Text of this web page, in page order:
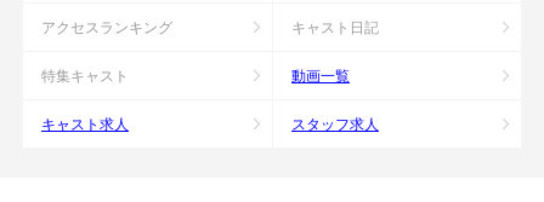
アクセスランキング キャスト日記
特集キャスト 動画一覧
キャスト求人 スタッフ求人